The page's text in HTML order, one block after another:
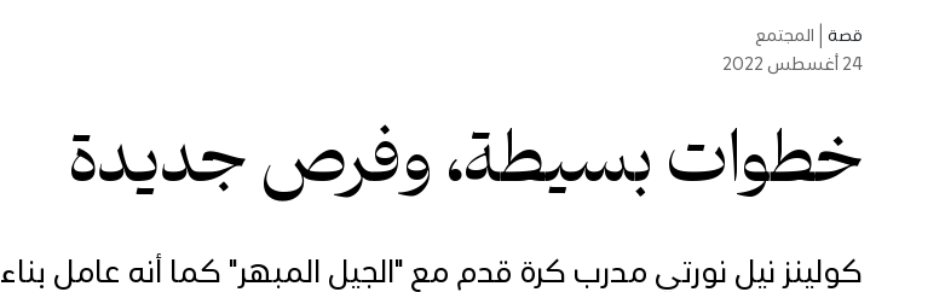
قصة المجتمع
24 أغسطس 2022
خطوات بسيطة، وفرص جديدة
كولينز نيل نورتي مدرب كرة قدم مع "الجيل المبهر" كما أنه عامل بناء